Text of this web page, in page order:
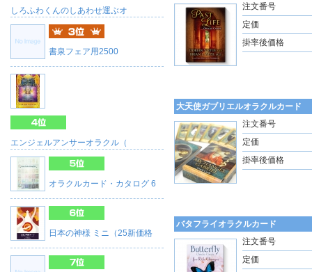
しろふわくんのしあわせ運ぶオ
書泉フェア用2500
エンジェルアンサーオラクル（
オラクルカード・カタログ 6
日本の神様 ミニ（25新価格
注文番号
定価
掛率後価格
大天使ガブリエルオラクルカード
注文番号
定価
掛率後価格
バタフライオラクルカード
注文番号
定価